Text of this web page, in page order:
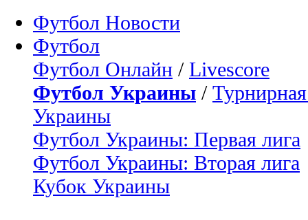
Футбол Новости
Футбол
Футбол Онлайн / Livescore
Футбол Украины /
Украины
Футбол Украины: Первая лига
Футбол Украины: Вторая лига
Кубок Украины